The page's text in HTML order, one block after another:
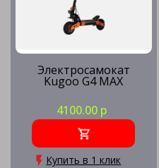
Электросамокат
Kugoo G4 MAX
4100.00 р
Купить в 1 клик